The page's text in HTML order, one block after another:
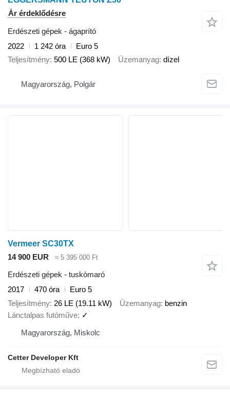
Ár érdeklődésre
Erdészeti gépek - ágaprító
2022
1 242 óra
Euro 5
Teljesítmény 500 LE (368 kW) Üzemanyag dízel
Magyarország, Polgár
Vermeer SC30TX
14 900 EUR
≈ 5 395 000 Ft
Erdészeti gépek - tuskómaró
2017
470 óra
Euro 5
Teljesítmény 26 LE (19.11 kW) Üzemanyag benzin
Lánctalpas futóműve ✓
Magyarország, Miskolc
Cetter Developer Kft